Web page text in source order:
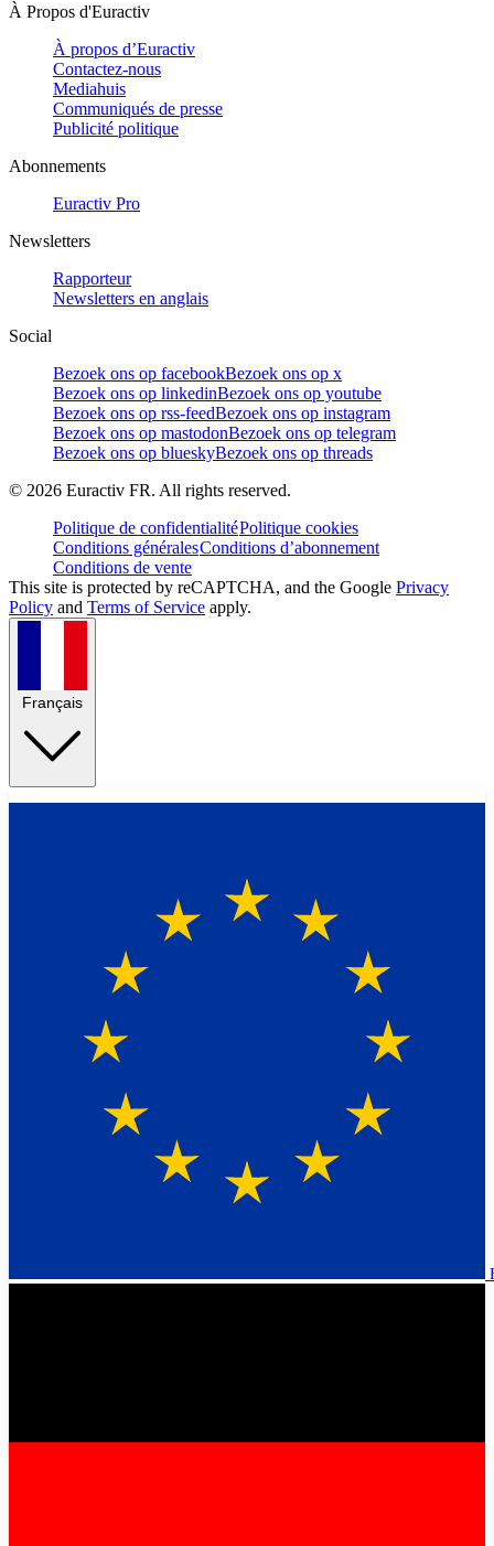
À Propos d'Euractiv
À propos d’Euractiv
Contactez-nous
Mediahuis
Communiqués de presse
Publicité politique
Abonnements
Euractiv Pro
Newsletters
Rapporteur
Newsletters en anglais
Social
Bezoek ons op facebookBezoek ons op x
Bezoek ons op linkedinBezoek ons op youtube
Bezoek ons op rss-feedBezoek ons op instagram
Bezoek ons op mastodonBezoek ons op telegram
Bezoek ons op blueskyBezoek ons op threads
© 2026 Euractiv FR. All rights reserved.
Politique de confidentialitéPolitique cookies
Conditions généralesConditions d’abonnement
Conditions de vente
This site is protected by reCAPTCHA, and the Google Privacy
Policy and Terms of Service apply.
Français